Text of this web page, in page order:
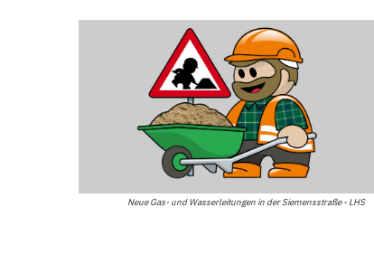
Neue Gas- und Wasserleitungen in der Siemensstraße - LHS